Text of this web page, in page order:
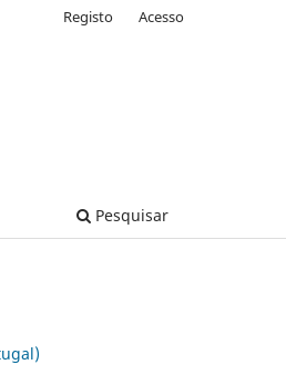
Pesquisar
Registo Acesso